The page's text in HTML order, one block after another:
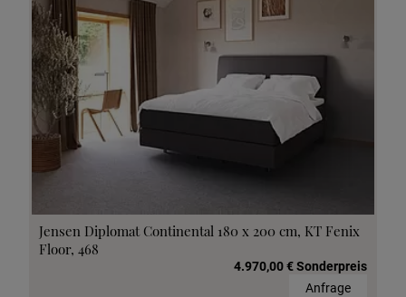
Jensen Diplomat Continental 180 x 200 cm, KT Fenix
Floor, 468
4.970,00 € Sonderpreis
Anfrage